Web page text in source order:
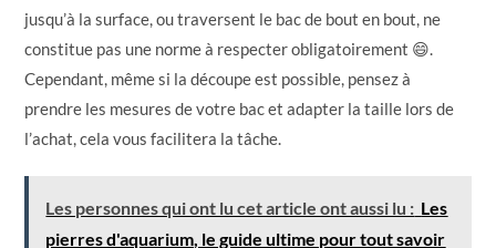
jusqu’à la surface, ou traversent le bac de bout en bout, ne
constitue pas une norme à respecter obligatoirement 😄.
Cependant, même si la découpe est possible, pensez à
prendre les mesures de votre bac et adapter la taille lors de
l’achat, cela vous facilitera la tâche.
Les personnes qui ont lu cet article ont aussi lu : Les
pierres d'aquarium, le guide ultime pour tout savoir